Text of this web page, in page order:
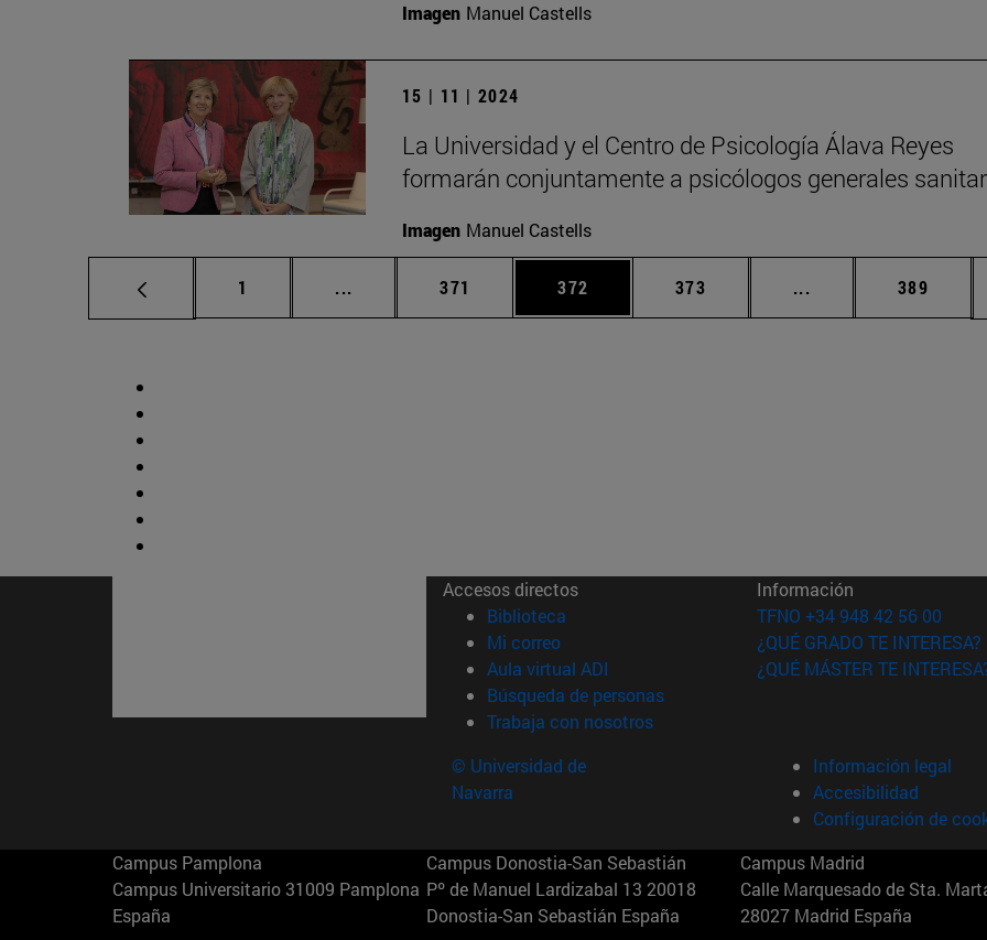
Imagen Manuel Castells
15 | 11 | 2024
La Universidad y el Centro de Psicología Álava Reyes
formarán conjuntamente a psicólogos generales
Imagen Manuel Castells
Página
1 ... Páginas intermedias Use TAB para desplazarse.
Página
371 Página
372 Página
373 ... Páginas intermedias
Página
389
Accesos directos
Biblioteca (abre en nueva ventana)
Mi correo(abre en nueva ventana)
Aula virtual ADI (abre en nueva ventana)
Búsqueda de personas(abre en nueva ventana)
Trabaja con nosotros(abre en nueva ventana)
Información
TFNO +34 948 42 56 00
¿QUÉ GRADO TE INTERESA?
¿QUÉ MÁSTER TE
© Universidad de
Navarra
Información legal
Accesibilidad
Configuración de
Campus Pamplona
Campus Universitario 31009 Pamplona
España
Campus Donostia-San Sebastián
Pº de Manuel Lardizabal 13 20018
Donostia-San Sebastián España
Campus Madrid
Calle Marquesado de Sta.
28027 Madrid España